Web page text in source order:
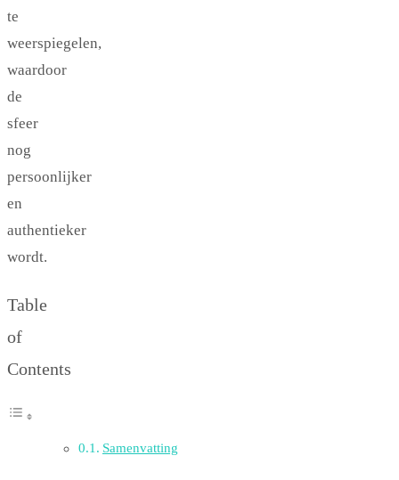
te
weerspiegelen,
waardoor
de
sfeer
nog
persoonlijker
en
authentieker
wordt.
Table
of
Contents
Samenvatting